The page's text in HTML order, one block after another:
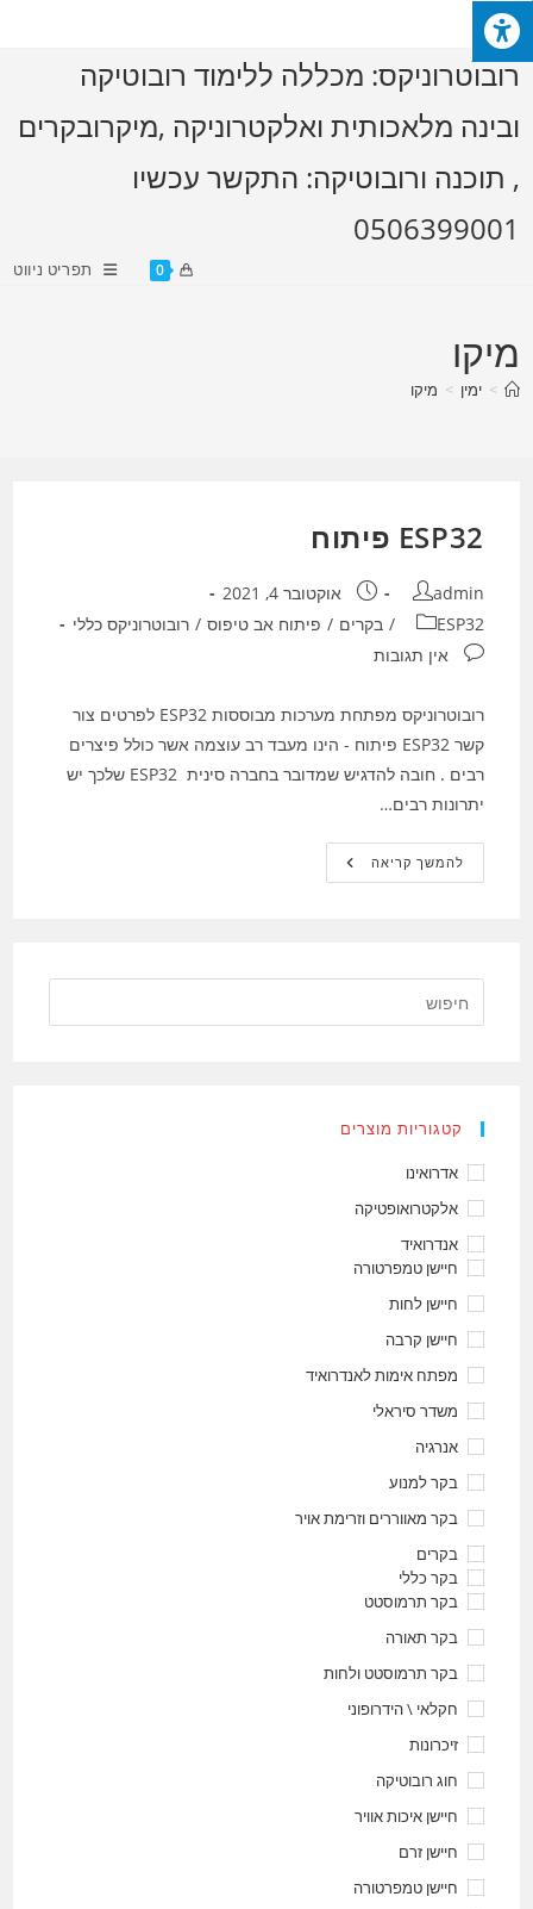
Skip
to
content
רובוטרוניקס: מכללה ללימוד רובוטיקה
ובינה מלאכותית ואלקטרוניקה ,מיקרובקרים
, תוכנה ורובוטיקה: התקשר עכשיו
0506399001
0 תפריט ניווט
מיקו
> ימין > מיקו
ESP32 פיתוח
מחבר:
admin פורסם:אוקטובר 4, 2021
קטגוריה:
ESP32
/ בקרים / פיתוח אב טיפוס / רובוטרוניקס כללי
תגובות:אין תגובות
רובוטרוניקס מפתחת מערכות מבוססות ESP32 לפרטים צור
קשר ESP32 פיתוח - הינו מעבד רב עוצמה אשר כולל פיצרים
רבים . חובה להדגיש שמדובר בחברה סינית ESP32 שלכך יש
יתרונות רבים…
להמשך קריאהESP32
פיתוח
קטגוריות מוצרים
אדרואינו
אלקטרואופטיקה
אנדרואיד
חיישן טמפרטורה
חיישן לחות
חיישן קרבה
מפתח אימות לאנדרואיד
משדר סיראלי
אנרגיה
בקר למנוע
בקר מאווררים וזרימת אויר
בקרים
בקר כללי
בקר תרמוסטט
בקר תאורה
בקר תרמוסטט ולחות
חקלאי \ הידרופוני
זיכרונות
חוג רובוטיקה
חיישן איכות אוויר
חיישן זרם
חיישן טמפרטורה